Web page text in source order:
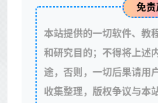
免责
本站提供的一切软件、教
和研究目的；不得将上述
途，否则，一切后果请用
收集整理，版权争议与本